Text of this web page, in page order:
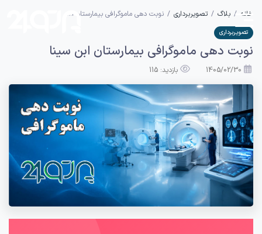
خانه بلاگ تصویربرداری نوبت دهی ماموگرافی بیمارستان ا...
تصویربرداری
نوبت دهی ماموگرافی بیمارستان ابن سینا
بازدید: 115